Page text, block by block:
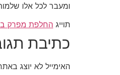
ומעבר לכל אלו
תוייג החלפת מפרק
כתיבת
האימייל לא יוצג